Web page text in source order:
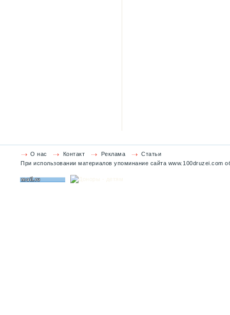
О нас Контакт Реклама
Статьи
При использовании материалов упоминание сайта www.100druzei.com